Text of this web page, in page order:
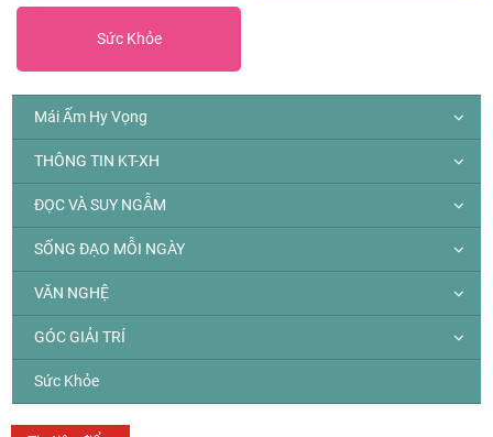
Sức Khỏe
Mái Ấm Hy Vọng
THÔNG TIN KT-XH
ĐỌC VÀ SUY NGẪM
SỐNG ĐẠO MỖI NGÀY
VĂN NGHỆ
GÓC GIẢI TRÍ
Sức Khỏe